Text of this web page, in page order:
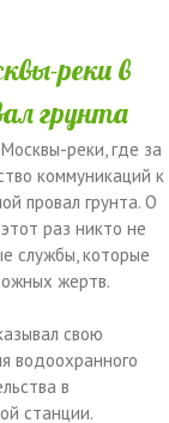
реки в
грунта
реки, где за
коммуникаций к
провал грунта. О
раз никто не
службы, которые
жертв.
свою
водоохранного
в
станции.